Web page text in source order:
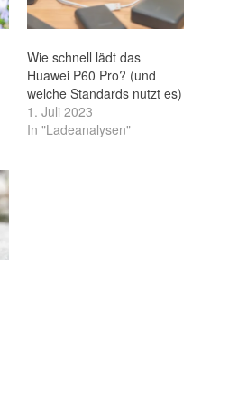
Wie schnell lädt das
Huawei P60 Pro? (und
welche Standards nutzt es)
1. Juli 2023
In "Ladeanalysen"